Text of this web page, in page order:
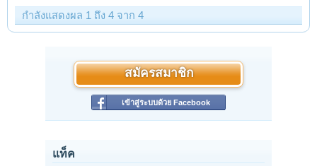
กำลังแสดงผล 1 ถึง 4 จาก 4
สมัครสมาชิก
เข้าสู่ระบบด้วย Facebook
แท็ค